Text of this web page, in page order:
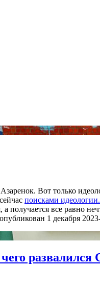
Вот только
поисками идеологии.
получается все равно
1 декабря
развалился